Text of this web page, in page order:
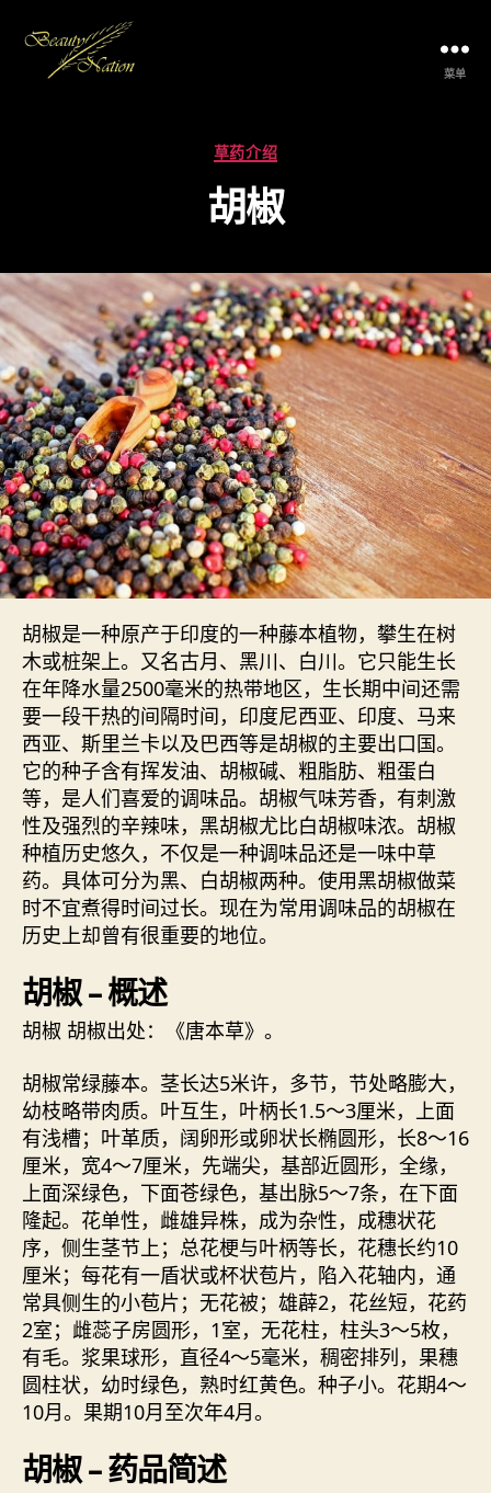
菜单
分
草药介绍
胡椒
胡椒是一种原产于印度的一种藤本植物，攀生在树
木或桩架上。又名古月、黑川、白川。它只能生长
在年降水量2500毫米的热带地区，生长期中间还需
要一段干热的间隔时间，印度尼西亚、印度、马来
西亚、斯里兰卡以及巴西等是胡椒的主要出口国。
它的种子含有挥发油、胡椒碱、粗脂肪、粗蛋白
等，是人们喜爱的调味品。胡椒气味芳香，有刺激
性及强烈的辛辣味，黑胡椒尤比白胡椒味浓。胡椒
种植历史悠久，不仅是一种调味品还是一味中草
药。具体可分为黑、白胡椒两种。使用黑胡椒做菜
时不宜煮得时间过长。现在为常用调味品的胡椒在
历史上却曾有很重要的地位。
胡椒 – 概述
胡椒 胡椒出处：《唐本草》。
胡椒常绿藤本。茎长达5米许，多节，节处略膨大，
幼枝略带肉质。叶互生，叶柄长1.5～3厘米，上面
有浅槽；叶革质，阔卵形或卵状长椭圆形，长8～16
厘米，宽4～7厘米，先端尖，基部近圆形，全缘，
上面深绿色，下面苍绿色，基出脉5～7条，在下面
隆起。花单性，雌雄异株，成为杂性，成穗状花
序，侧生茎节上；总花梗与叶柄等长，花穗长约10
厘米；每花有一盾状或杯状苞片，陷入花轴内，通
常具侧生的小苞片；无花被；雄薜2，花丝短，花药
2室；雌蕊子房圆形，1室，无花柱，柱头3～5枚，
有毛。浆果球形，直径4～5毫米，稠密排列，果穗
圆柱状，幼时绿色，熟时红黄色。种子小。花期4～
10月。果期10月至次年4月。
胡椒 – 药品简述